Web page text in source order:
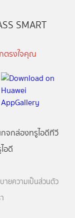
SMART
ตรงใจคุณ
จกล่องทรูไอดีทีวี
อดี
ายความเป็นส่วนตัว